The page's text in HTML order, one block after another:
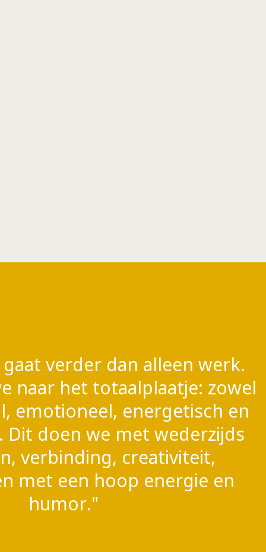
verder dan alleen werk.
naar het totaalplaatje: zowel
emotioneel, energetisch en
Dit doen we met wederzijds
verbinding, creativiteit,
met een hoop energie en
humor."